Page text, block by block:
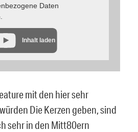
Daten
Inhalt laden
mit den hier sehr
würden Die Kerzen geben, sind
sehr in den Mitt80ern